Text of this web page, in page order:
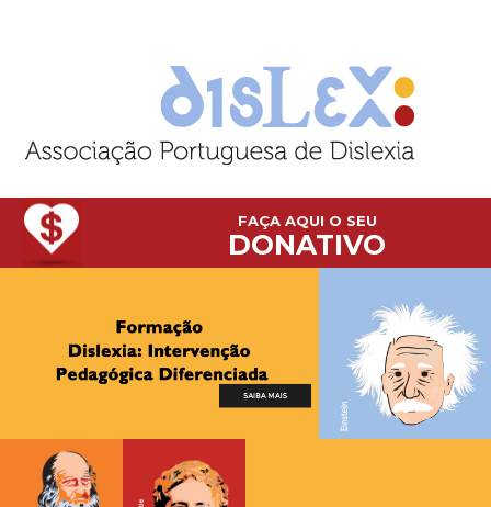
FAÇA AQUI O SEU
DONATIVO